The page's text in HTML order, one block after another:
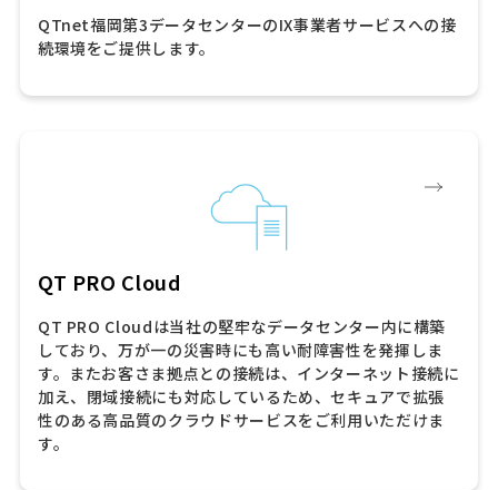
QTnet福岡第3データセンターのIX事業者サービスへの接
続環境をご提供します。
QT PRO Cloud
QT PRO Cloudは当社の堅牢なデータセンター内に構築
しており、万が一の災害時にも高い耐障害性を発揮しま
す。またお客さま拠点との接続は、インターネット接続に
加え、閉域接続にも対応しているため、セキュアで拡張
性のある高品質のクラウドサービスをご利用いただけま
す。